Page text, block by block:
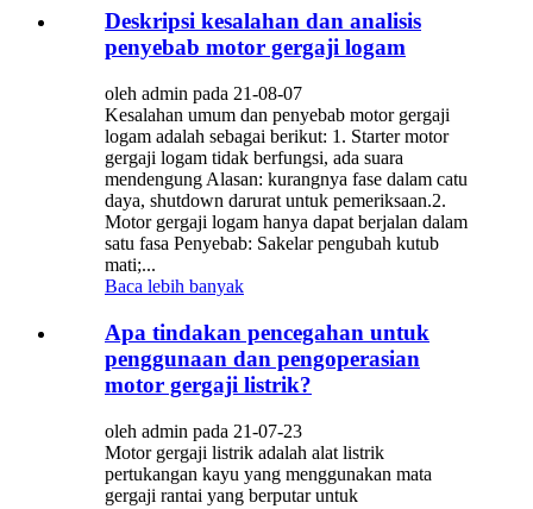
Deskripsi kesalahan dan analisis
penyebab motor gergaji logam
oleh admin pada 21-08-07
Kesalahan umum dan penyebab motor gergaji
logam adalah sebagai berikut: 1. Starter motor
gergaji logam tidak berfungsi, ada suara
mendengung Alasan: kurangnya fase dalam catu
daya, shutdown darurat untuk pemeriksaan.2.
Motor gergaji logam hanya dapat berjalan dalam
satu fasa Penyebab: Sakelar pengubah kutub
mati;...
Baca lebih banyak
Apa tindakan pencegahan untuk
penggunaan dan pengoperasian
motor gergaji listrik?
oleh admin pada 21-07-23
Motor gergaji listrik adalah alat listrik
pertukangan kayu yang menggunakan mata
gergaji rantai yang berputar untuk